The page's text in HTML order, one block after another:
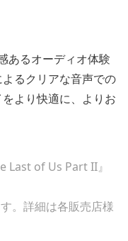
あるオーディオ体験
るクリアな音声での
より快適に、よりお
Last of Us Part II』
。詳細は各販売店様